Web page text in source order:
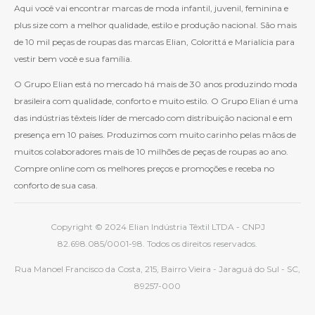
Aqui você vai encontrar marcas de moda infantil, juvenil, feminina e
plus size com a melhor qualidade, estilo e produção nacional. São mais
de 10 mil peças de roupas das marcas Elian, Colorittá e Marialícia para
vestir bem você e sua família.
O Grupo Elian está no mercado há mais de 30 anos produzindo moda
brasileira com qualidade, conforto e muito estilo. O Grupo Elian é uma
das indústrias têxteis líder de mercado com distribuição nacional e em
presença em 10 países. Produzimos com muito carinho pelas mãos de
muitos colaboradores mais de 10 milhões de peças de roupas ao ano.
Compre online com os melhores preços e promoções e receba no
conforto de sua casa.
Copyright © 2024 Elian Indústria Têxtil LTDA - CNPJ
82.698.085/0001-98. Todos os direitos reservados.
Rua Manoel Francisco da Costa, 215, Bairro Vieira - Jaraguá do Sul - SC,
89257-000